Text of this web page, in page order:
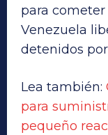
para
Venezuela
detenidos
Lea también:
para
pequeño